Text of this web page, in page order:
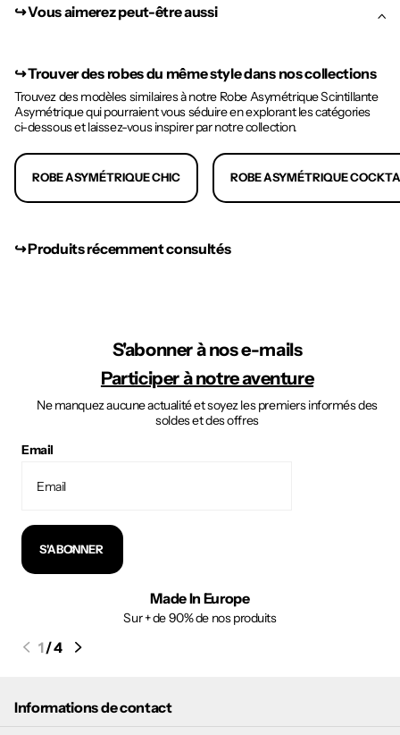
↪︎ Vous aimerez peut-être aussi
↪︎Trouver des robes du même style dans nos collections
Trouvez des modèles similaires à notre Robe Asymétrique Scintillante
Asymétrique qui pourraient vous séduire en explorant les catégories
ci-dessous et laissez-vous inspirer par notre collection.
ROBE ASYMÉTRIQUE CHIC ROBE ASYMÉTRIQUE
↪︎ Produits récemment consultés
S'abonner à nos e-mails
Participer à notre aventure
Ne manquez aucune actualité et soyez les premiers informés des
soldes et des offres
Email
S'ABONNER
Made In Europe
Sur + de 90% de nos produits
1/4
Informations de contact